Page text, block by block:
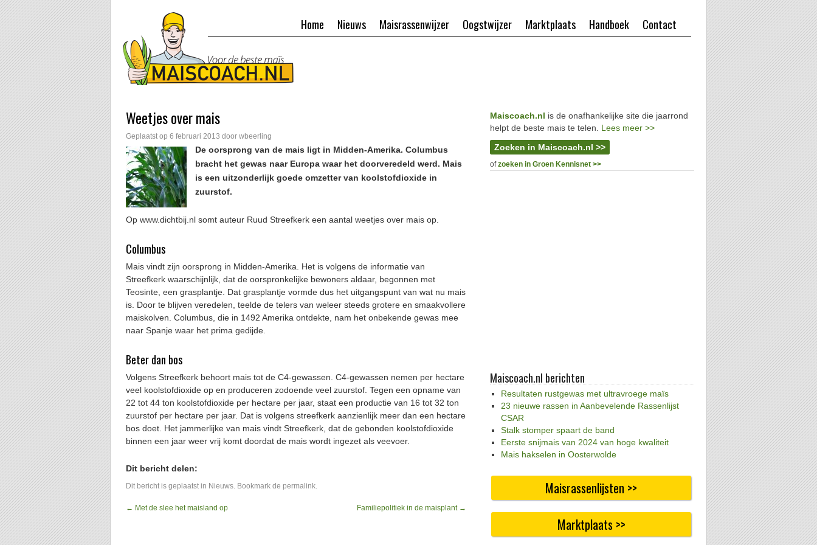
Contact
Handboek
Marktplaats
Oogstwijzer
Maisrassenwijzer
Nieuws
Home
Weetjes over mais
Geplaatst op 6 februari 2013 door wbeerling
De oorsprong van de mais ligt in Midden-Amerika. Columbus
bracht het gewas naar Europa waar het doorveredeld werd. Mais
is een uitzonderlijk goede omzetter van koolstofdioxide in
zuurstof.
Op www.dichtbij.nl somt auteur Ruud Streefkerk een aantal weetjes over mais op.
Columbus
Mais vindt zijn oorsprong in Midden-Amerika. Het is volgens de informatie van
Streefkerk waarschijnlijk, dat de oorspronkelijke bewoners aldaar, begonnen met
Teosinte, een grasplantje. Dat grasplantje vormde dus het uitgangspunt van wat nu mais
is. Door te blijven veredelen, teelde de telers van weleer steeds grotere en smaakvollere
maiskolven. Columbus, die in 1492 Amerika ontdekte, nam het onbekende gewas mee
naar Spanje waar het prima gedijde.
Beter dan bos
Volgens Streefkerk behoort mais tot de C4-gewassen. C4-gewassen nemen per hectare
veel koolstofdioxide op en produceren zodoende veel zuurstof. Tegen een opname van
22 tot 44 ton koolstofdioxide per hectare per jaar, staat een productie van 16 tot 32 ton
zuurstof per hectare per jaar. Dat is volgens streefkerk aanzienlijk meer dan een hectare
bos doet. Het jammerlijke van mais vindt Streefkerk, dat de gebonden koolstofdioxide
binnen een jaar weer vrij komt doordat de mais wordt ingezet als veevoer.
Dit bericht delen:
Dit bericht is geplaatst in Nieuws. Bookmark de permalink.
← Met de slee het maisland op Familiepolitiek in de maisplant →
Maiscoach.nl is de onafhankelijke site die jaarrond
helpt de beste mais te telen. Lees meer >>
Zoeken in Maiscoach.nl >>
ofzoeken in Groen Kennisnet >>
Maiscoach.nl berichten
Resultaten rustgewas met ultravroege maïs
23 nieuwe rassen in Aanbevelende Rassenlijst
CSAR
Stalk stomper spaart de band
Eerste snijmais van 2024 van hoge kwaliteit
Mais hakselen in Oosterwolde
Maisrassenlijsten >>
Marktplaats >>